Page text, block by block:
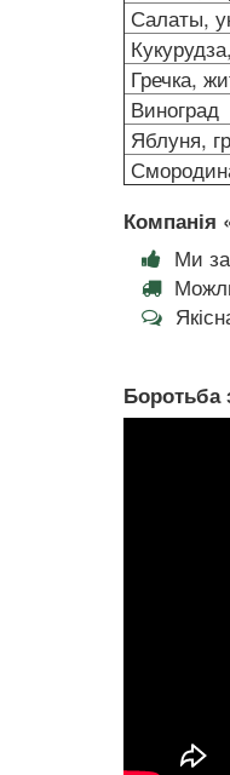
Салаты,
Гречка,
Виноград
Яблуня,
Компанія
Ми
Боротьба